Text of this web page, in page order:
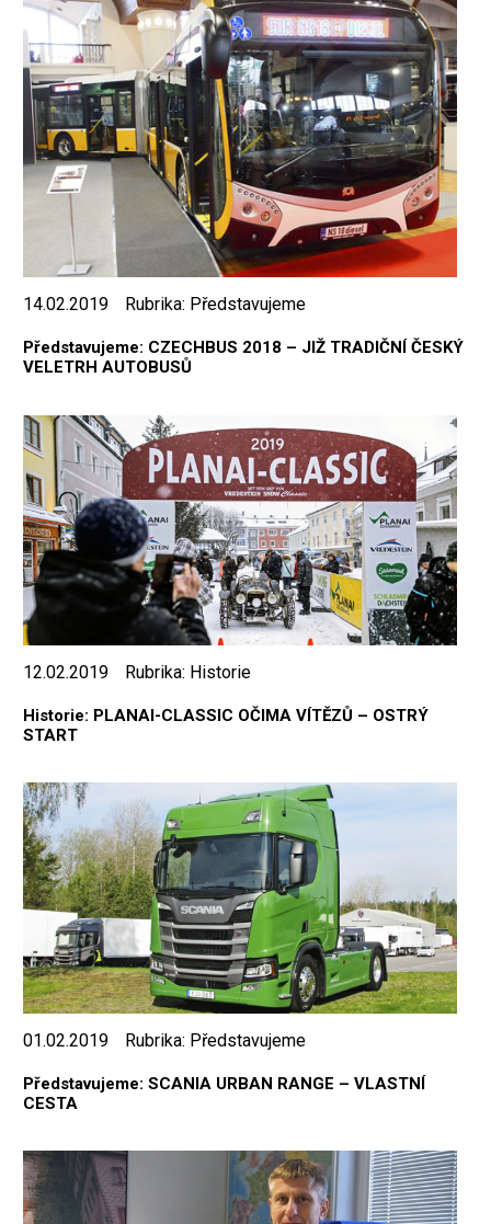
14.02.2019 Rubrika: Představujeme
Představujeme: CZECHBUS 2018 – JIŽ TRADIČNÍ ČESKÝ
VELETRH AUTOBUSŮ
12.02.2019 Rubrika: Historie
Historie: PLANAI-CLASSIC OČIMA VÍTĚZŮ – OSTRÝ
START
01.02.2019 Rubrika: Představujeme
Představujeme: SCANIA URBAN RANGE – VLASTNÍ
CESTA